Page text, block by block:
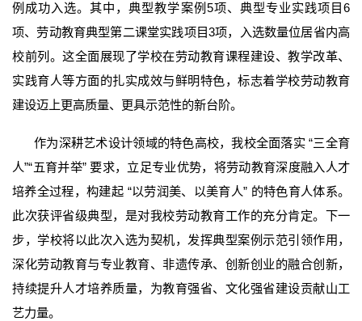
例成功入选。其中，典型教学案例5项、典型专业实践项目6
项、劳动教育典型第二课堂实践项目3项，入选数量位居省内高
校前列。这全面展现了学校在劳动教育课程建设、教学改革、
实践育人等方面的扎实成效与鲜明特色，标志着学校劳动教育
建设迈上更高质量、更具示范性的新台阶。
作为深耕艺术设计领域的特色高校，我校全面落实 “三全育
人”“五育并举” 要求，立足专业优势，将劳动教育深度融入人才
培养全过程，构建起 “以劳润美、以美育人” 的特色育人体系。
此次获评省级典型，是对我校劳动教育工作的充分肯定。下一
步，学校将以此次入选为契机，发挥典型案例示范引领作用，
深化劳动教育与专业教育、非遗传承、创新创业的融合创新，
持续提升人才培养质量，为教育强省、文化强省建设贡献山工
艺力量。